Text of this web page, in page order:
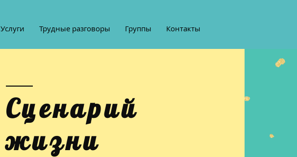
Услуги Трудные разговоры Группы Контакты
Сценарий
жизни